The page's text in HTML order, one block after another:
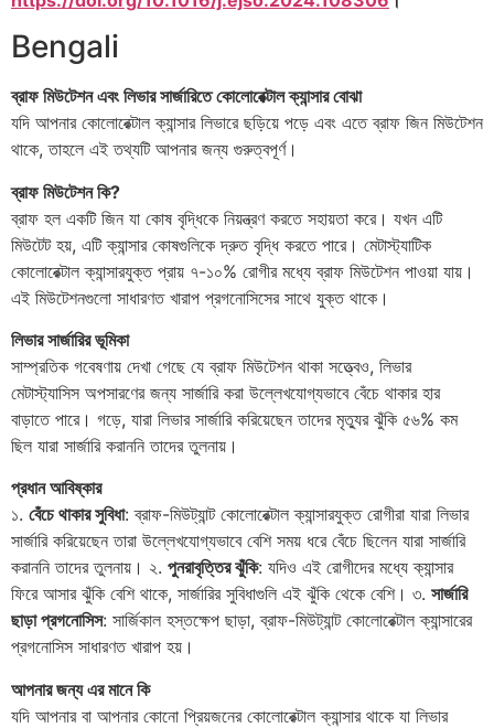
Bengali
ব্রাফ মিউটেশন এবং লিভার সার্জারিতে কোলোরেক্টাল ক্যান্সার বোঝা
যদি আপনার কোলোরেক্টাল ক্যান্সার লিভারে ছড়িয়ে পড়ে এবং এতে ব্রাফ জিন মিউটেশন
থাকে, তাহলে এই তথ্যটি আপনার জন্য গুরুত্বপূর্ণ।
ব্রাফ মিউটেশন কি?
ব্রাফ হল একটি জিন যা কোষ বৃদ্ধিকে নিয়ন্ত্রণ করতে সহায়তা করে। যখন এটি
মিউটেট হয়, এটি ক্যান্সার কোষগুলিকে দ্রুত বৃদ্ধি করতে পারে। মেটাস্ট্যাটিক
কোলোরেক্টাল ক্যান্সারযুক্ত প্রায় ৭-১০% রোগীর মধ্যে ব্রাফ মিউটেশন পাওয়া যায়।
এই মিউটেশনগুলো সাধারণত খারাপ প্রগনোসিসের সাথে যুক্ত থাকে।
লিভার সার্জারির ভূমিকা
সাম্প্রতিক গবেষণায় দেখা গেছে যে ব্রাফ মিউটেশন থাকা সত্ত্বেও, লিভার
মেটাস্ট্যাসিস অপসারণের জন্য সার্জারি করা উল্লেখযোগ্যভাবে বেঁচে থাকার হার
বাড়াতে পারে। গড়ে, যারা লিভার সার্জারি করিয়েছেন তাদের মৃত্যুর ঝুঁকি ৫৬% কম
ছিল যারা সার্জারি করাননি তাদের তুলনায়।
প্রধান আবিষ্কার
১. বেঁচে থাকার সুবিধা: ব্রাফ-মিউট্যান্ট কোলোরেক্টাল ক্যান্সারযুক্ত রোগীরা যারা লিভার
সার্জারি করিয়েছেন তারা উল্লেখযোগ্যভাবে বেশি সময় ধরে বেঁচে ছিলেন যারা সার্জারি
করাননি তাদের তুলনায়। ২. পুনরাবৃত্তির ঝুঁকি: যদিও এই রোগীদের মধ্যে ক্যান্সার
ফিরে আসার ঝুঁকি বেশি থাকে, সার্জারির সুবিধাগুলি এই ঝুঁকি থেকে বেশি। ৩. সার্জারি
ছাড়া প্রগনোসিস: সার্জিকাল হস্তক্ষেপ ছাড়া, ব্রাফ-মিউট্যান্ট কোলোরেক্টাল ক্যান্সারের
প্রগনোসিস সাধারণত খারাপ হয়।
আপনার জন্য এর মানে কি
যদি আপনার বা আপনার কোনো প্রিয়জনের কোলোরেক্টাল ক্যান্সার থাকে যা লিভার